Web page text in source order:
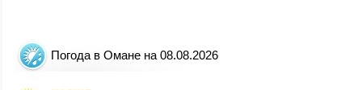
Погода в Омане на 08.08.2026